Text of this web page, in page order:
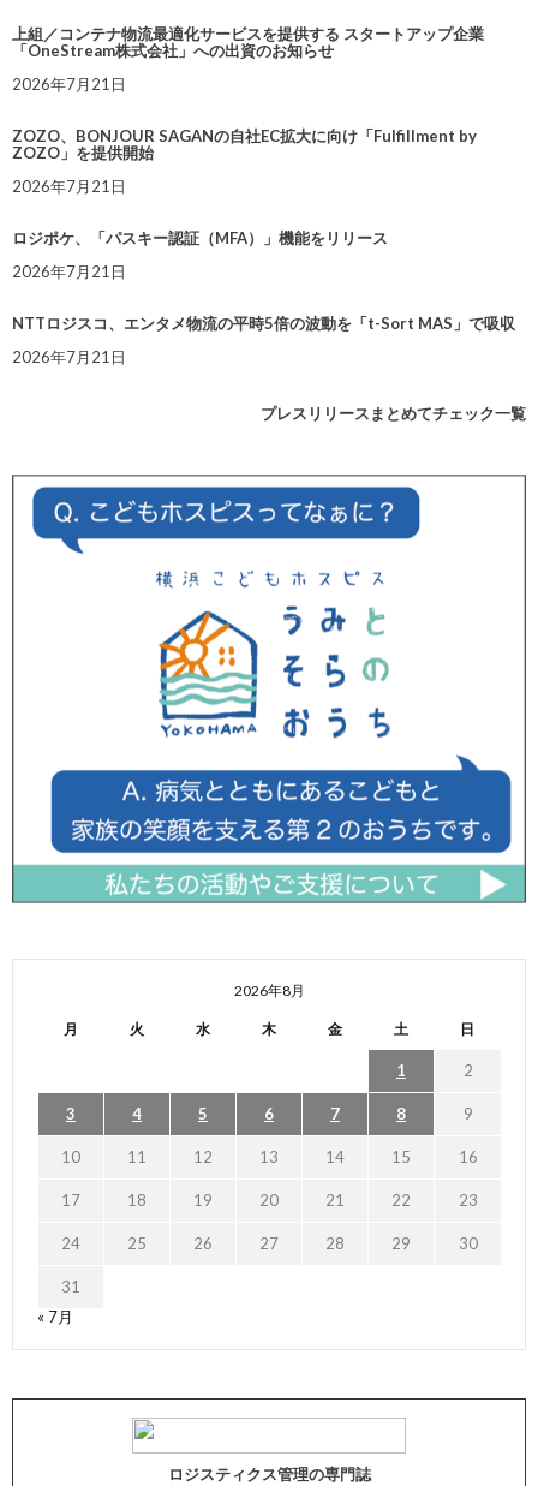
上組／コンテナ物流最適化サービスを提供する スタートアップ企業
「OneStream株式会社」への出資のお知らせ
2026年7月21日
ZOZO、BONJOUR SAGANの自社EC拡大に向け「Fulfillment by
ZOZO」を提供開始
2026年7月21日
ロジポケ、「パスキー認証（MFA）」機能をリリース
2026年7月21日
NTTロジスコ、エンタメ物流の平時5倍の波動を「t-Sort MAS」で吸収
2026年7月21日
プレスリリースまとめてチェック一覧
2026年8月
月 火 水 木 金 土 日
1 2
3 4 5 6 7 8 9
10 11 12 13 14 15 16
17 18 19 20 21 22 23
24 25 26 27 28 29 30
31
« 7月
ロジスティクス管理の専門誌